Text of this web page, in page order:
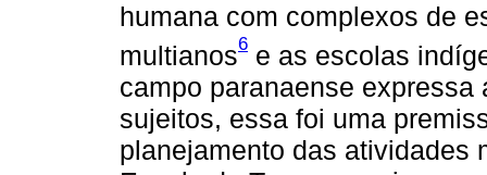
humana com complexos de
multianos6 e as escolas
campo paranaense
sujeitos, essa foi uma
planejamento das atividades